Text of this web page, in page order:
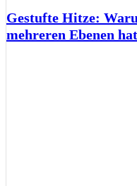
Gestufte Hitze:
mehreren Ebenen